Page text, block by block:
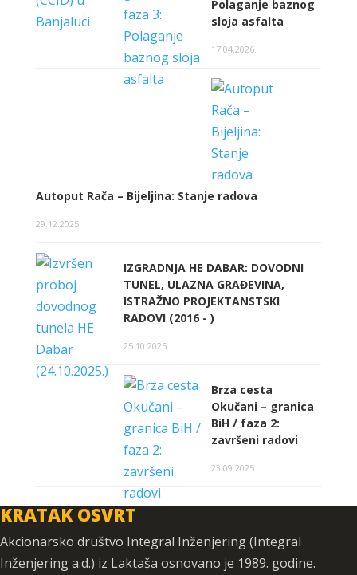
Polaganje baznog
sloja asfalta
17.04.2026.
Autoput Rača – Bijeljina: Stanje radova
29.12.2025.
IZGRADNJA HE DABAR: DOVODNI
TUNEL, ULAZNA GRAĐEVINA,
ISTRAŽNO PROJEKTANSTSKI
RADOVI (2016 - )
25.10.2025.
Brza cesta
Okučani – granica
BiH / faza 2:
završeni radovi
23.09.2025.
KRATAK OSVRT
Akcionarsko društvo Integral Inženjering (Integral
Inženjering a.d.) iz Laktaša osnovano je 1989. godine.